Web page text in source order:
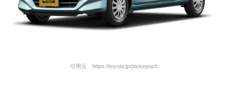
引用元 https://toyota.jp/pixisepoch